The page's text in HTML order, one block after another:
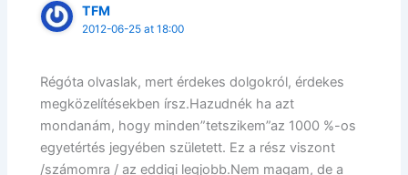
TFM
2012-06-25 at 18:00
Régóta olvaslak, mert érdekes dolgokról, érdekes
megközelítésekben írsz.Hazudnék ha azt
mondanám, hogy minden”tetszikem”az 1000 %-os
egyetértés jegyében született. Ez a rész viszont
/számomra / az eddigi legjobb.Nem magam, de a